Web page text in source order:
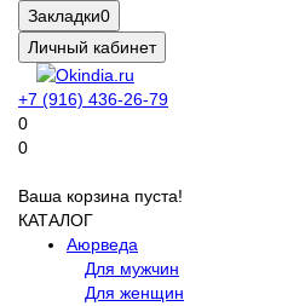
Закладки0
Личный кабинет
+7 (916) 436-26-79
0
0
Ваша корзина пуста!
КАТАЛОГ
Аюрведа
Для мужчин
Для женщин